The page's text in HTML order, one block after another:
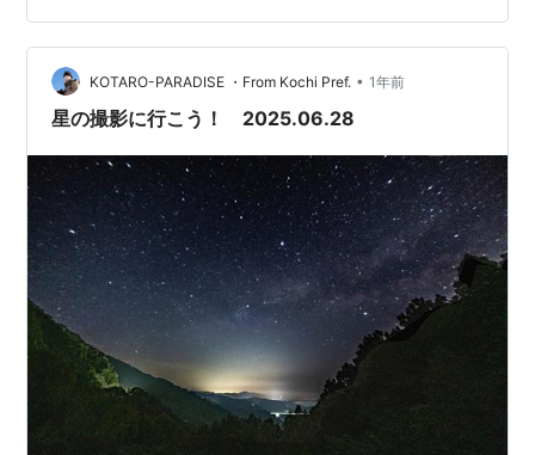
ています。 一方で「操作がちょっと複雑」「バッテリー
の持ちが不安」といった声も見逃せません。 この記事で
は、実際の口コミや使用感をもとに、X-T30IIの本当の魅
力を深掘り。さらに、ソニーα6100・キヤノンKiss M2・
KOTARO-PARADISE ・From Kochi Pref. • 1年前
星の撮影に行こう！ 2025.06.28